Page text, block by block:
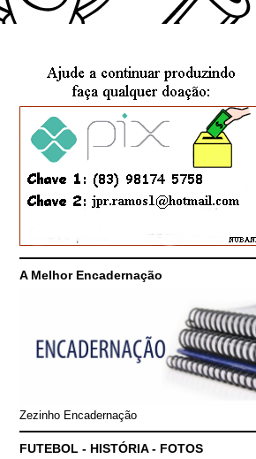
A Melhor Encadernação
Zezinho Encadernação
FUTEBOL - HISTÓRIA - FOTOS